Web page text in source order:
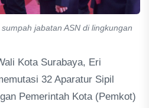
jabatan ASN di lingkungan
Kota Surabaya, Eri
32 Aparatur Sipil
Pemerintah Kota (Pemkot)